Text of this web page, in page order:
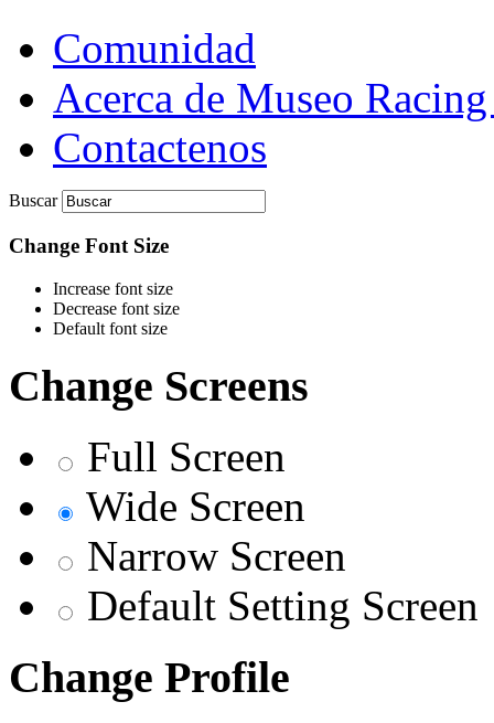
Comunidad
Acerca de Museo
Contactenos
Buscar
Change Font Size
Increase font size
Decrease font size
Default font size
Change Screens
Full Screen
Wide Screen
Narrow Screen
Default Setting Screen
Change Profile